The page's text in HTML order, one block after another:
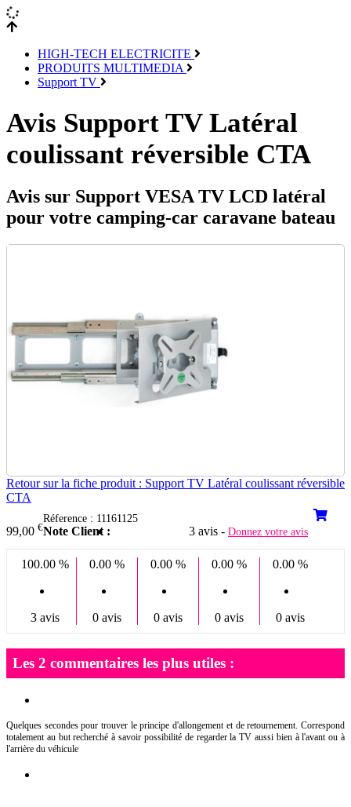
HIGH-TECH ELECTRICITE
PRODUITS MULTIMEDIA
Support TV
Avis Support TV Latéral
coulissant réversible CTA
Avis sur Support VESA TV LCD latéral
pour votre camping-car caravane bateau
Retour sur la fiche produit : Support TV Latéral coulissant réversible
CTA
99,00 €
Réference : 11161125
Note Client : 3 avis - Donnez votre avis
100.00 %
3 avis
0.00 %
0 avis
0.00 %
0 avis
0.00 %
0 avis
0.00 %
0 avis
Les 2 commentaires les plus utiles :
Quelques secondes pour trouver le principe d'allongement et de retournement. Correspond
totalement au but recherché à savoir possibilité de regarder la TV aussi bien à l'avant ou à
l'arrière du véhicule